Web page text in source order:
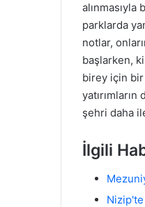
parklarda
notlar,
başlarken,
birey için bir
şehri daha
İlgili